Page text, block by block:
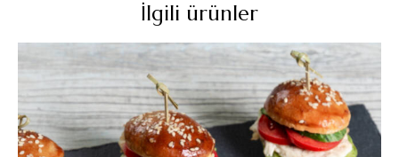
İlgili ürünler